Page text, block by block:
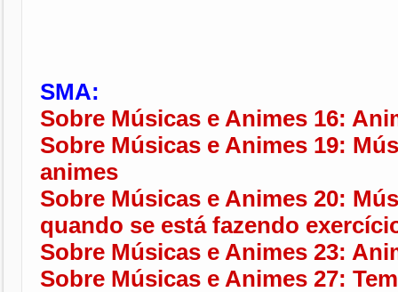
SMA:
Sobre Músicas e Animes 16:
Sobre Músicas e Animes 19:
animes
Sobre Músicas e Animes 20:
quando se está fazendo
Sobre Músicas e Animes 23:
Sobre Músicas e Animes 27: